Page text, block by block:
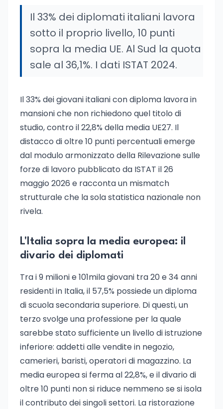
Il 33% dei diplomati italiani lavora
sotto il proprio livello, 10 punti
sopra la media UE. Al Sud la quota
sale al 36,1%. I dati ISTAT 2024.
Il 33% dei giovani italiani con diploma lavora in
mansioni che non richiedono quel titolo di
studio, contro il 22,8% della media UE27. Il
distacco di oltre 10 punti percentuali emerge
dal modulo armonizzato della Rilevazione sulle
forze di lavoro pubblicato da ISTAT il 26
maggio 2026 e racconta un mismatch
strutturale che la sola statistica nazionale non
rivela.
L'Italia sopra la media europea: il
divario dei diplomati
Tra i 9 milioni e 101mila giovani tra 20 e 34 anni
residenti in Italia, il 57,5% possiede un diploma
di scuola secondaria superiore. Di questi, un
terzo svolge una professione per la quale
sarebbe stato sufficiente un livello di istruzione
inferiore: addetti alle vendite in negozio,
camerieri, baristi, operatori di magazzino. La
media europea si ferma al 22,8%, e il divario di
oltre 10 punti non si riduce nemmeno se si isola
il contributo dei singoli settori. La ristorazione